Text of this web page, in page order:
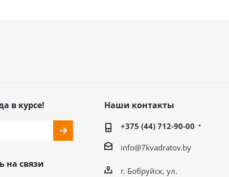
в курсе!
на связи
Наши контакты
+375 (44) 712-90-00
info@7kvadratov.by
г. Бобруйск, ул.